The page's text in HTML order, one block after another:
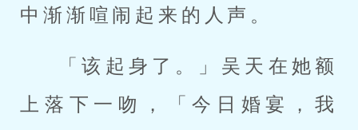
中渐渐喧闹起来的人声。
「该起身了。」吴天在她额
上落下一吻，「今日婚宴，我